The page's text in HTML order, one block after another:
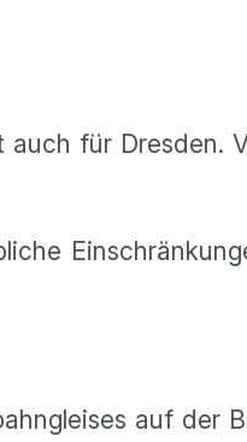
für Dresden.
auf der